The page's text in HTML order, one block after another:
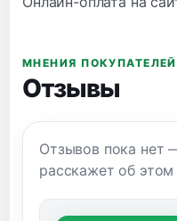
МНЕНИЯ ПОКУПАТЕЛЕЙ
Отзывы
Отзывов пока нет
расскажет об этом